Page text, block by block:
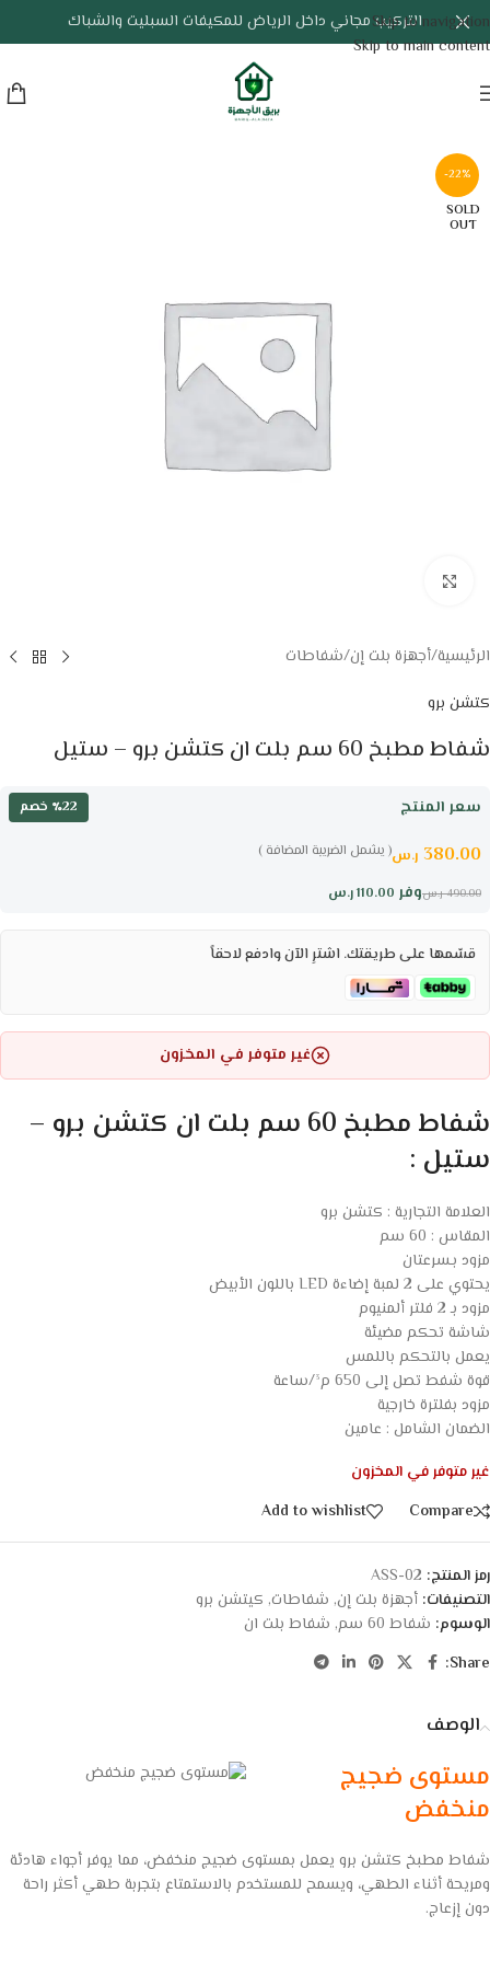
Skip to navigation
Skip to main content
التركيب مجاني داخل الرياض للمكيفات السبليت والشباك
-22%
SOLD
OUT
الرئيسية/أجهزة بلت إن/شفاطات
كتشن برو
شفاط مطبخ 60 سم بلت ان كتشن برو – ستيل
سعر المنتج ٪22 خصم
( يشمل الضريبة المضافة ) 380.00 ر.س
وفر 110.00ر.س 490.00 ر.س
قسّمها على طريقتك. اشترِ الآن وادفع لاحقاً
غير متوفر في المخزون
شفاط مطبخ 60 سم بلت ان كتشن برو –
ستيل :
العلامة التجارية : كتشن برو
المقاس : 60 سم
مزود بـسرعتان
يحتوي على 2 لمبة إضاءة LED باللون الأبيض
مزود بـ 2 فلتر ألمنيوم
شاشة تحكم مضيئة
يعمل بالتحكم باللمس
قوة شفط تصل إلى 650 م³/ساعة
مزود بفلترة خارجية
الضمان الشامل : عامين
غير متوفر في المخزون
Compare
Add to wishlist
رمز المنتج: ASS-02
التصنيفات: أجهزة بلت إن, شفاطات, كيتشن برو
الوسوم: شفاط 60 سم , شفاط بلت ان
Share:
الوصف
مستوى ضجيج
منخفض
شفاط مطبخ كتشن برو يعمل بمستوى ضجيج منخفض، مما يوفر أجواء هادئة
ومريحة أثناء الطهي، ويسمح للمستخدم بالاستمتاع بتجربة طهي أكثر راحة
دون إزعاج.